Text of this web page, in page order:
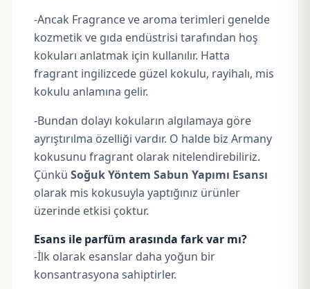
-Ancak Fragrance ve aroma terimleri genelde
kozmetik ve gıda endüstrisi tarafından hoş
kokuları anlatmak için kullanılır. Hatta
fragrant ingilizcede güzel kokulu, rayihalı, mis
kokulu anlamına gelir.
-Bundan dolayı kokuların algılamaya göre
ayrıştırılma özelliği vardır. O halde biz Armany
kokusunu fragrant olarak nitelendirebiliriz.
Çünkü Soğuk Yöntem Sabun Yapımı Esansı
olarak mis kokusuyla yaptığınız ürünler
üzerinde etkisi çoktur.
Esans ile parfüm arasında fark var mı?
-İlk olarak esanslar daha yoğun bir
konsantrasyona sahiptirler.